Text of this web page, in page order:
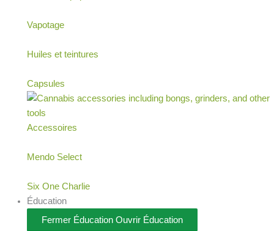
Vapotage
Huiles et teintures
Capsules
Accessoires
Mendo Select
Six One Charlie
Éducation
Fermer Éducation Ouvrir Éducation